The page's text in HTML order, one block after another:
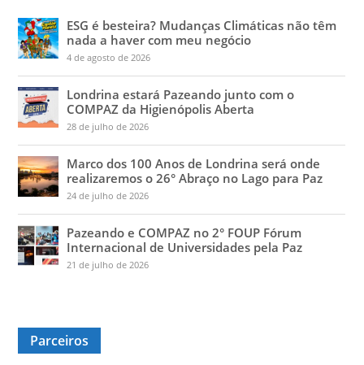
ESG é besteira? Mudanças Climáticas não têm
nada a haver com meu negócio
4 de agosto de 2026
Londrina estará Pazeando junto com o
COMPAZ da Higienópolis Aberta
28 de julho de 2026
Marco dos 100 Anos de Londrina será onde
realizaremos o 26° Abraço no Lago para Paz
24 de julho de 2026
Pazeando e COMPAZ no 2° FOUP Fórum
Internacional de Universidades pela Paz
21 de julho de 2026
Parceiros